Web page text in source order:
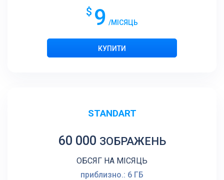
$ 9 /МІСЯЦЬ
STANDART
60 000 ЗОБРАЖЕНЬ
ОБСЯГ НА МІСЯЦЬ
приблизно.: 6 ГБ